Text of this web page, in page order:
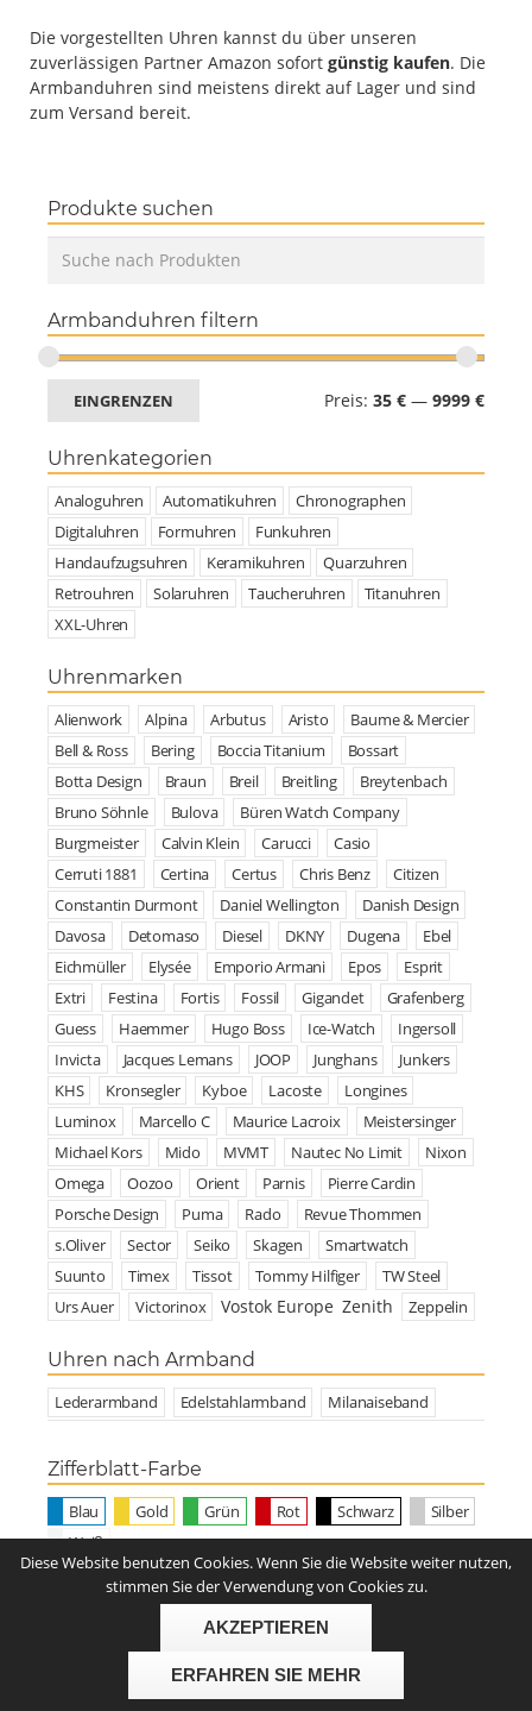
Die vorgestellten Uhren kannst du über unseren
zuverlässigen Partner Amazon sofort günstig kaufen. Die
Armbanduhren sind meistens direkt auf Lager und sind
zum Versand bereit.
Produkte suchen
Armbanduhren filtern
EINGRENZEN Preis: 35 € — 9999 €
Uhrenkategorien
Analoguhren Automatikuhren
Chronographen
Digitaluhren
Formuhren
Funkuhren
Handaufzugsuhren
Keramikuhren
Quarzuhren
Retrouhren
Solaruhren Taucheruhren
Titanuhren
XXL-Uhren
Uhrenmarken
Alienwork Alpina Arbutus Aristo
Baume & Mercier
Bell & Ross
Bering Boccia Titanium
Bossart
Botta Design
Braun Breil Breitling
Breytenbach
Bruno Söhnle
Bulova
Büren Watch Company
Burgmeister
Calvin Klein Carucci
Casio
Cerruti 1881
Certina Certus Chris Benz
Citizen
Constantin Durmont
Daniel Wellington
Danish Design
Davosa
Detomaso Diesel DKNY Dugena
Ebel
Eichmüller
Elysée Emporio Armani Epos
Esprit
Extri
Festina Fortis Fossil Gigandet
Grafenberg
Guess
Haemmer Hugo Boss Ice-Watch
Ingersoll
Invicta
Jacques Lemans JOOP Junghans
Junkers
KHS
Kronsegler Kyboe Lacoste
Longines
Luminox
Marcello C Maurice Lacroix
Meistersinger
Michael Kors
Mido MVMT Nautec No Limit
Nixon
Omega
Oozoo Orient Parnis
Pierre Cardin
Porsche Design
Puma Rado
Revue Thommen
s.Oliver
Sector Seiko Skagen
Smartwatch
Suunto
Timex Tissot Tommy Hilfiger
TW Steel
Urs Auer
Victorinox Vostok Europe Zenith Zeppelin
Uhren nach Armband
Lederarmband Edelstahlarmband Milanaiseband
Zifferblatt-Farbe
Blau Gold Grün Rot Schwarz
Silber
Weiß
Zuletzt angesehen
Junkers Bauhaus 6086M-2 - Chronograph
mit Milanaise-Armband279,00 EUR
Diese Website benutzen Cookies. Wenn Sie die Website weiter nutzen,
stimmen Sie der Verwendung von Cookies zu.
AKZEPTIEREN
ERFAHREN SIE MEHR